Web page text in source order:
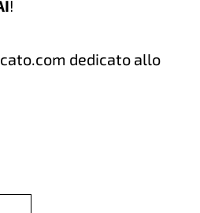
!
dedicato allo